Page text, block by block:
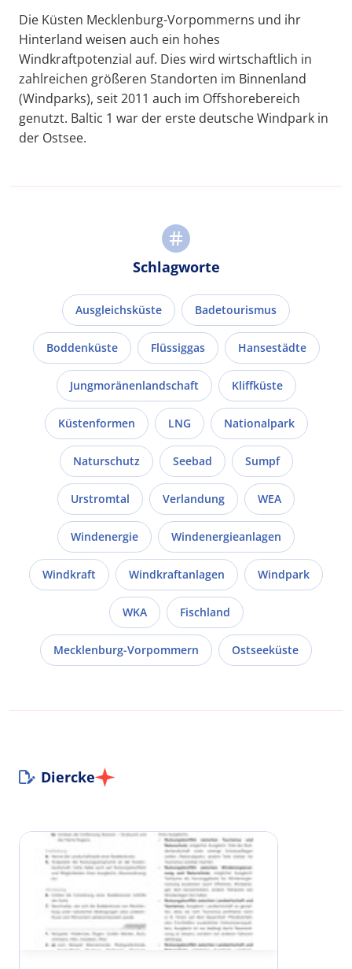
Die Küsten Mecklenburg-Vorpommerns und ihr
Hinterland weisen auch ein hohes
Windkraftpotenzial auf. Dies wird wirtschaftlich in
zahlreichen größeren Standorten im Binnenland
(Windparks), seit 2011 auch im Offshorebereich
genutzt. Baltic 1 war der erste deutsche Windpark in
der Ostsee.
Schlagworte
Ausgleichsküste Badetourismus
Boddenküste Flüssiggas Hansestädte
Jungmoränenlandschaft Kliffküste
Küstenformen LNG Nationalpark
Naturschutz Seebad Sumpf
Urstromtal Verlandung WEA
Windenergie Windenergieanlagen
Windkraft Windkraftanlagen Windpark
WKA Fischland
Mecklenburg-Vorpommern Ostseeküste
Diercke